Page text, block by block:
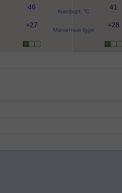
Комфорт, °C
Магнитные бури
46 41
+27 +28